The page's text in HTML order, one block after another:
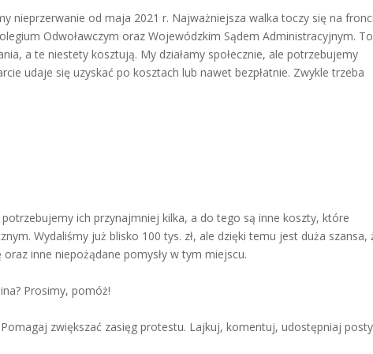
nieprzerwanie od maja 2021 r. Najważniejsza walka toczy się na
Odwoławczym oraz Wojewódzkim Sądem Administracyjnym.
a te niestety kosztują. My działamy społecznie, ale potrzebujemy
udaje się uzyskać po kosztach lub nawet bezpłatnie. Zwykle trzeba
ich przynajmniej kilka, a do tego są inne koszty, które
Wydaliśmy już blisko 100 tys. zł, ale dzięki temu jest duża szansa,
inne niepożądane pomysły w tym miejscu.
Prosimy, pomóż!
zwiększać zasięg protestu. Lajkuj, komentuj, udostępniaj